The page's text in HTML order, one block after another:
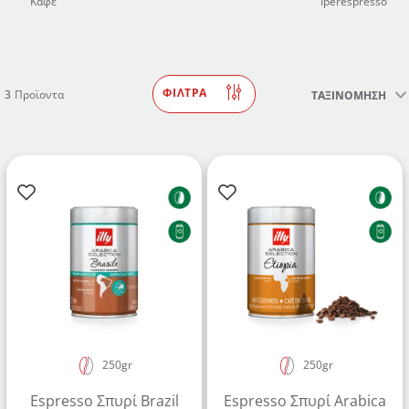
3 Προϊοντα ΦΙΛΤΡΑ ΤΑΞΙΝΟΜΗΣΗ
250gr
Espresso Σπυρί Brazil
250gr
Espresso Σπυρί Arabica
Δημιουργήστε λογαριασμό για να αποθηκεύσετε τα
Αγαπημένα σας